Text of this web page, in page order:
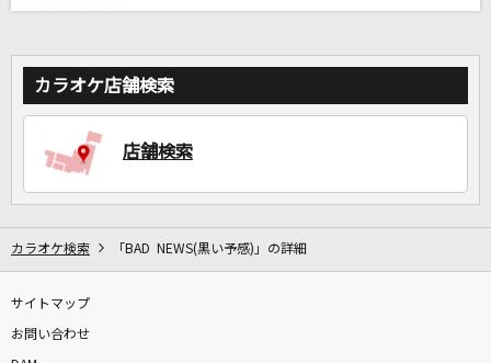
カラオケ店舗検索
店舗検索
カラオケ検索 「BAD NEWS(黒い予感)」の詳細
サイトマップ
お問い合わせ